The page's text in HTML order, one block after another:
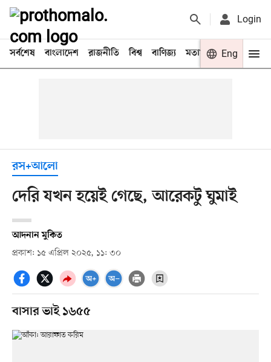
Login
সর্বশেষ বাংলাদেশ রাজনীতি বিশ্ব বাণিজ্য মতামত খেলা
Eng
রস+আলো
দেরি যখন হয়েই গেছে, আরেকটু ঘুমাই
আদনান মুকিত
প্রকাশ: ১৫ এপ্রিল ২০২৫, ১১: ৩০
বাসার ভাই ১৬৫৫